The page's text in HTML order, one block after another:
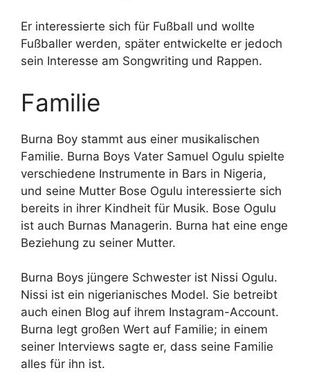
Er interessierte sich für Fußball und wollte
Fußballer werden, später entwickelte er jedoch
sein Interesse am Songwriting und Rappen.
Familie
Burna Boy stammt aus einer musikalischen
Familie. Burna Boys Vater Samuel Ogulu spielte
verschiedene Instrumente in Bars in Nigeria,
und seine Mutter Bose Ogulu interessierte sich
bereits in ihrer Kindheit für Musik. Bose Ogulu
ist auch Burnas Managerin. Burna hat eine enge
Beziehung zu seiner Mutter.
Burna Boys jüngere Schwester ist Nissi Ogulu.
Nissi ist ein nigerianisches Model. Sie betreibt
auch einen Blog auf ihrem Instagram-Account.
Burna legt großen Wert auf Familie; in einem
seiner Interviews sagte er, dass seine Familie
alles für ihn ist.